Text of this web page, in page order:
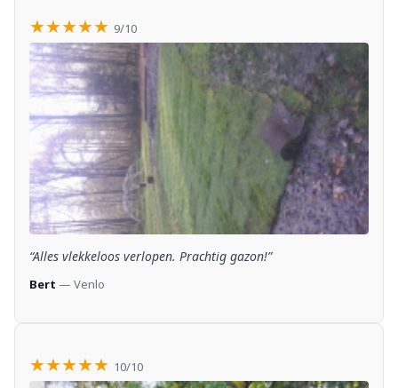
★★★★★ 9/10
“Alles vlekkeloos verlopen. Prachtig gazon!”
Bert — Venlo
★★★★★ 10/10